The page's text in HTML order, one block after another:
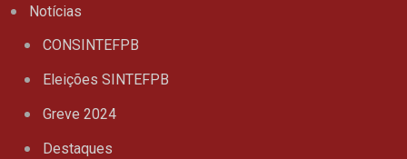
Notícias
CONSINTEFPB
Eleições SINTEFPB
Greve 2024
Destaques